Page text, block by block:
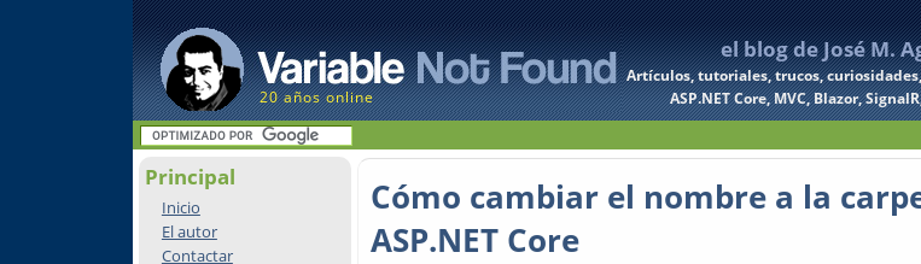
20 años online
el blog de José M.
Artículos, tutoriales, trucos,
ASP.NET Core, MVC, Blazor,
Principal
Inicio
El autor
Contactar
Cómo cambiar el nombre a la
ASP.NET Core